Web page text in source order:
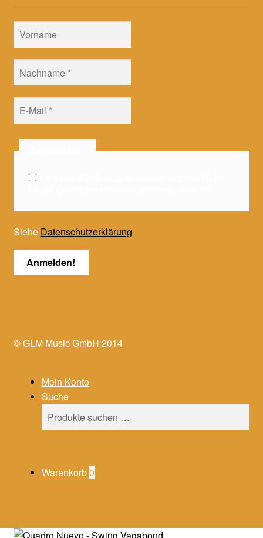
Ich habe die Datenschutzerklärung der GLM
Siehe Datenschutzerklärung
© GLM Music GmbH 2014
Mein Konto
Suche
Suchen
nach:
Suchen
Warenkorb0